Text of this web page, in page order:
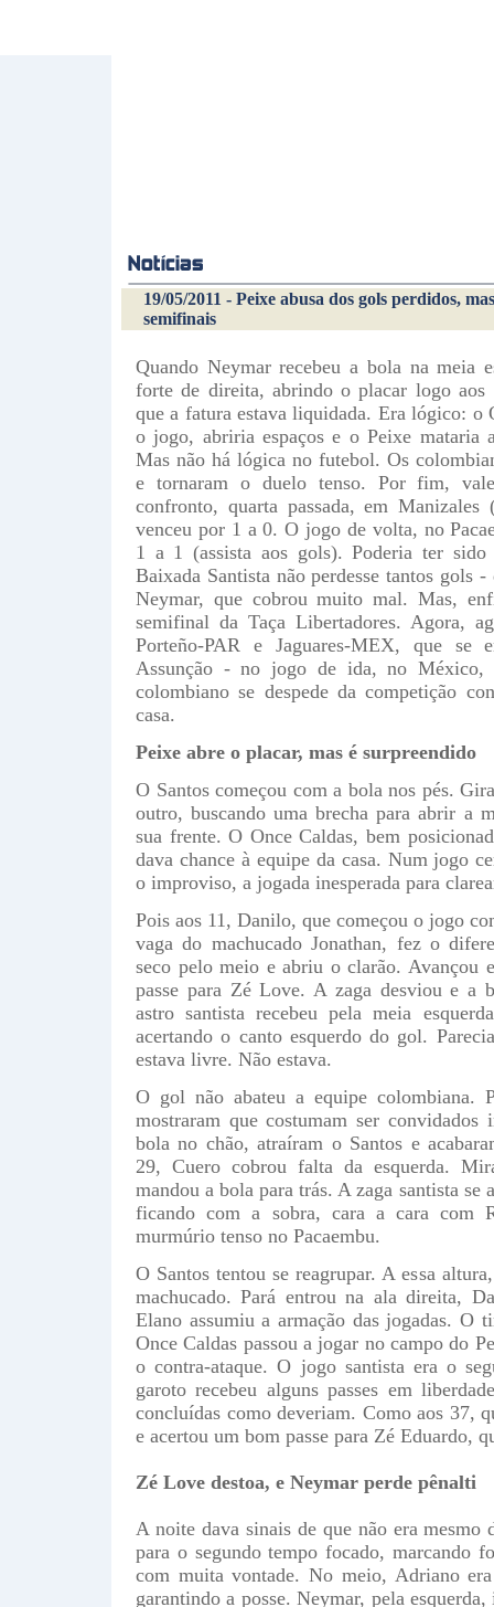
19/05/2011 - Peixe abusa dos gols perdidos,
semifinais
Quando Neymar recebeu a bola na meia
forte de direita, abrindo o placar logo aos
que a fatura estava liquidada. Era lógico: o
o jogo, abriria espaços e o Peixe mataria
Mas não há lógica no futebol. Os
e tornaram o duelo tenso. Por fim,
confronto, quarta passada, em
venceu por 1 a 0. O jogo de volta, no
1 a 1 (assista aos gols). Poderia ter
Baixada Santista não perdesse tantos gols
Neymar, que cobrou muito mal. Mas,
semifinal da Taça Libertadores. Agora,
Porteño-PAR e Jaguares-MEX, que se
Assunção - no jogo de ida, no
colombiano se despede da competição
casa.
Peixe abre o placar, mas é surpreendido
O Santos começou com a bola nos pés.
outro, buscando uma brecha para abrir a
sua frente. O Once Caldas, bem
dava chance à equipe da casa. Num jogo
o improviso, a jogada inesperada para
Pois aos 11, Danilo, que começou o jogo
vaga do machucado Jonathan, fez o
seco pelo meio e abriu o clarão. Avançou
passe para Zé Love. A zaga desviou e a
astro santista recebeu pela meia
acertando o canto esquerdo do gol.
estava livre. Não estava.
O gol não abateu a equipe colombiana.
mostraram que costumam ser convidados
bola no chão, atraíram o Santos e
29, Cuero cobrou falta da esquerda.
mandou a bola para trás. A zaga santista se
ficando com a sobra, cara a cara com
murmúrio tenso no Pacaembu.
O Santos tentou se reagrupar. A essa
machucado. Pará entrou na ala direita,
Elano assumiu a armação das jogadas. O
Once Caldas passou a jogar no campo do
o contra-ataque. O jogo santista era o
garoto recebeu alguns passes em
concluídas como deveriam. Como aos 37,
e acertou um bom passe para Zé Eduardo,
Zé Love destoa, e Neymar perde pênalti
A noite dava sinais de que não era
para o segundo tempo focado, marcando
com muita vontade. No meio, Adriano
garantindo a posse. Neymar, pela